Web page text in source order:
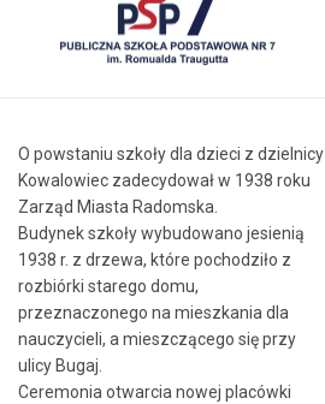
O powstaniu szkoły dla dzieci z dzielnicy
Kowalowiec zadecydował w 1938 roku
Zarząd Miasta Radomska.
Budynek szkoły wybudowano jesienią
1938 r. z drzewa, które pochodziło z
rozbiórki starego domu,
przeznaczonego na mieszkania dla
nauczycieli, a mieszczącego się przy
ulicy Bugaj.
Ceremonia otwarcia nowej placówki